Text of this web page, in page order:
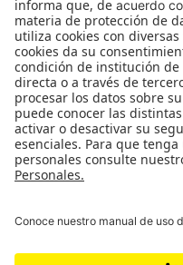
Política
Cultura
Medio ambiente
Medios y periodismo
Ciudad
Movilización social